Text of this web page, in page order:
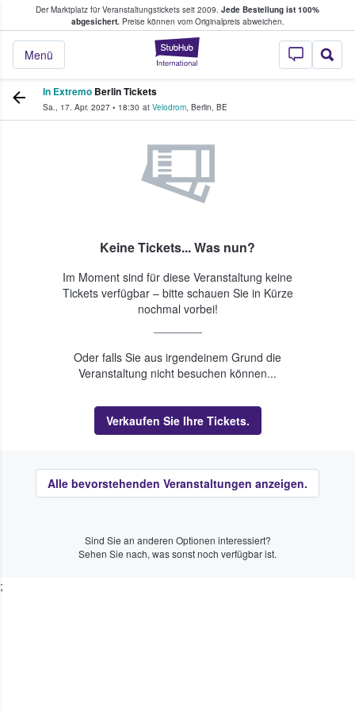
Der Marktplatz für Veranstaltungstickets seit 2009. Jede Bestellung ist 100%
abgesichert.Preise können vom Originalpreis abweichen.
StubHub - Wo
Menü
Tickets kaufen & verkaufen
In Extremo Berlin Tickets
Sa., 17. Apr. 2027 • 18:30 at Velodrom, Berlin, BE
Keine Tickets... Was nun?
Im Moment sind für diese Veranstaltung keine
Tickets verfügbar – bitte schauen Sie in Kürze
nochmal vorbei!
Oder falls Sie aus irgendeinem Grund die
Veranstaltung nicht besuchen können...
Verkaufen Sie Ihre Tickets.
Alle bevorstehenden Veranstaltungen anzeigen.
Sind Sie an anderen Optionen interessiert?
Sehen Sie nach, was sonst noch verfügbar ist.
;